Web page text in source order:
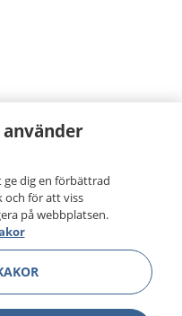
ge dig en förbättrad
och för att viss
på webbplatsen.